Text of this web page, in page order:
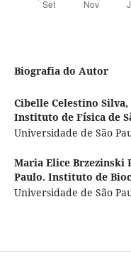
Biografia do Autor
Cibelle Celestino Silva,
Instituto de Física de
Universidade de São
Maria Elice Brzezinski
Paulo. Instituto de
Universidade de São